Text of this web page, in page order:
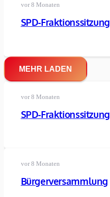
vor 8 Monaten
SPD-Fraktionssitzung
MEHR LADEN
vor 8 Monaten
SPD-Fraktionssitzung
vor 8 Monaten
Bürgerversammlung